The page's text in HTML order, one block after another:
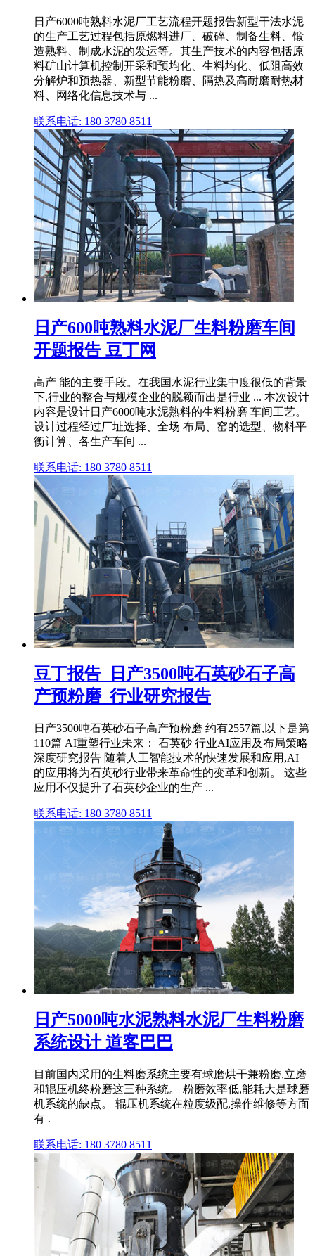
日产6000吨熟料水泥厂工艺流程开题报告新型干法水泥
的生产工艺过程包括原燃料进厂、破碎、制备生料、锻
造熟料、制成水泥的发运等。其生产技术的内容包括原
料矿山计算机控制开采和预均化、生料均化、低阻高效
分解炉和预热器、新型节能粉磨、隔热及高耐磨耐热材
料、网络化信息技术与 ...
联系电话: 180 3780 8511
日产600吨熟料水泥厂生料粉磨车间
开题报告 豆丁网
高产 能的主要手段。在我国水泥行业集中度很低的背景
下,行业的整合与规模企业的脱颖而出是行业 ... 本次设计
内容是设计日产6000吨水泥熟料的生料粉磨 车间工艺。
设计过程经过厂址选择、全场 布局、窑的选型、物料平
衡计算、各生产车间 ...
联系电话: 180 3780 8511
豆丁报告_日产3500吨石英砂石子高
产预粉磨_行业研究报告
日产3500吨石英砂石子高产预粉磨 约有2557篇,以下是第
110篇 AI重塑行业未来： 石英砂 行业AI应用及布局策略
深度研究报告 随着人工智能技术的快速发展和应用,AI
的应用将为石英砂行业带来革命性的变革和创新。 这些
应用不仅提升了石英砂企业的生产 ...
联系电话: 180 3780 8511
日产5000吨水泥熟料水泥厂生料粉磨
系统设计 道客巴巴
目前国内采用的生料磨系统主要有球磨烘干兼粉磨,立磨
和辊压机终粉磨这三种系统。 粉磨效率低,能耗大是球磨
机系统的缺点。 辊压机系统在粒度级配,操作维修等方面
有 .
联系电话: 180 3780 8511